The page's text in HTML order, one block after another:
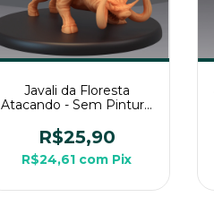
Javali da Floresta
Atacando - Sem Pintura,
Para RPG de Mesa
R$25,90
R$24,61 com Pix